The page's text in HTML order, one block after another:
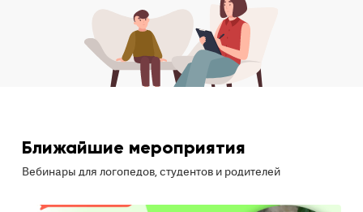
Ближайшие мероприятия
Вебинары для логопедов, студентов и родителей